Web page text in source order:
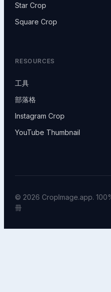
Star Crop
Square Crop
RESOURCES
工具
部落格
Instagram Crop
YouTube Thumbnail
© 2026 CropImage.app.
冊